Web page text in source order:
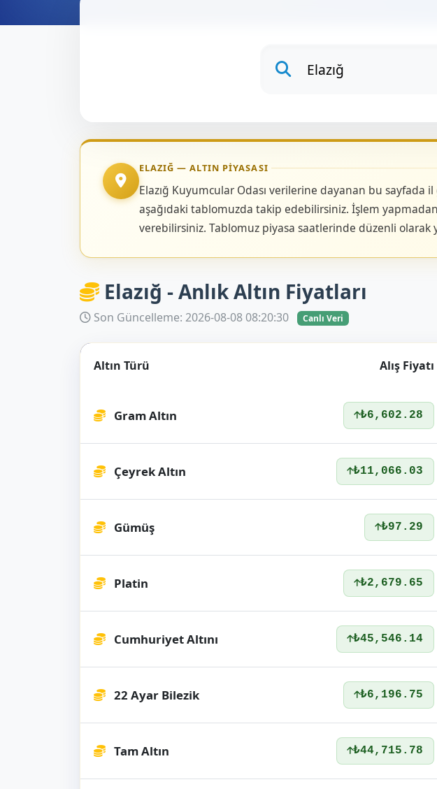
ELAZIĞ — ALTIN PIYASASI
Elazığ Kuyumcular Odası verilerine dayanan bu sayfada
aşağıdaki tablomuzda takip edebilirsiniz. İşlem yapmadan
verebilirsiniz. Tablomuz piyasa saatlerinde düzenli olarak
Elazığ - Anlık Altın Fiyatları
Son Güncelleme: 2026-08-08 08:20:30 Canlı Veri
Altın Türü Alış Fiyatı
Gram Altın ₺6,602.28
Çeyrek Altın ₺11,066.03
Gümüş ₺97.29
Platin ₺2,679.65
Cumhuriyet Altını ₺45,546.14
22 Ayar Bilezik ₺6,196.75
Tam Altın ₺44,715.78